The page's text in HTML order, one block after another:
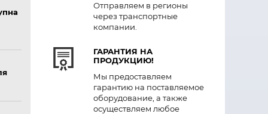
Отправляем в регионы
через транспортные
компании.
ГАРАНТИЯ НА
ПРОДУКЦИЮ!
Мы предоставляем
гарантию на поставляемое
оборудование, а также
осуществляем любое